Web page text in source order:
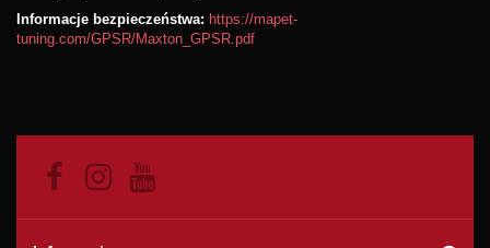
Informacje bezpieczeństwa: https://mapet-
tuning.com/GPSR/Maxton_GPSR.pdf